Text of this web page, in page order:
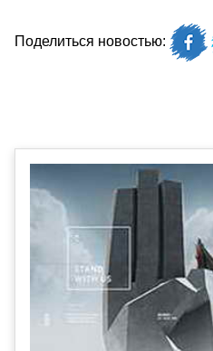
Поделиться новостью: